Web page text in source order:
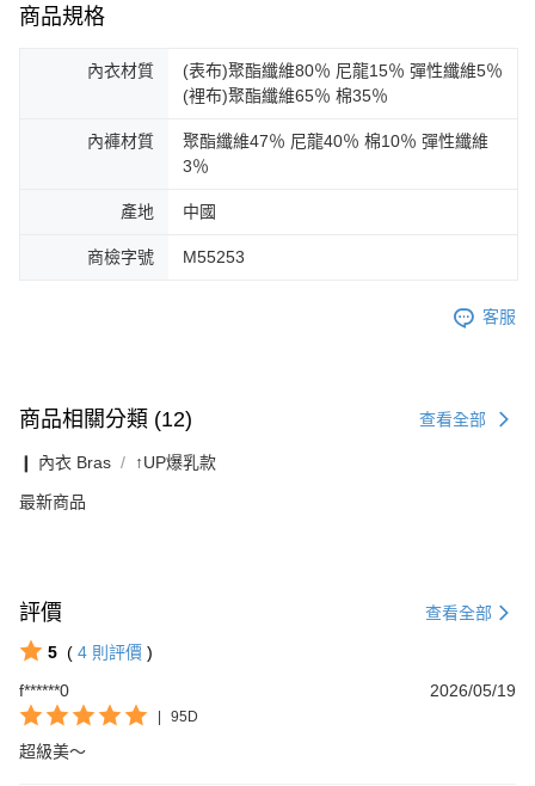
商品規格
內衣材質
(表布)聚酯纖維80％ 尼龍15％ 彈性纖維5％
(裡布)聚酯纖維65％ 棉35％
內褲材質
聚酯纖維47％ 尼龍40％ 棉10％ 彈性纖維
3％
產地 中國
商檢字號 M55253
客服
商品相關分類 (12) 查看全部
❙ 內衣 Bras ↑UP爆乳款
最新商品
評價 查看全部
5 ( 4 則評價 )
f******0
2026/05/19
| 95D
超級美～